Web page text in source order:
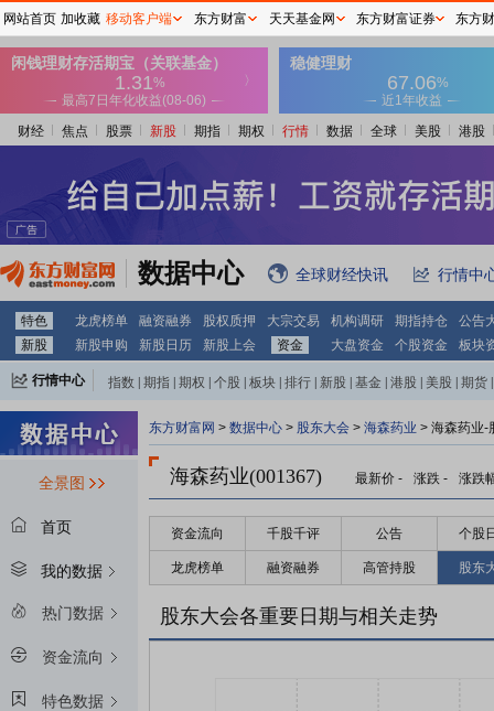
财经 焦点 股票 新股 期指 期权 行情 数据 全球 美股 港股
数据中心 全球财经快讯 行情中
特色 龙虎榜单 融资融券 股权质押 大宗交易 机构调研 期指持仓
公告
新股
新股申购 新股日历 新股上会 资金 大盘资金 个股资金 板块
行情中心 指数 期指 期权 个股 板块 排行 新股 基金 港股 美股 期货
全景图
首页
我的数据
热门数据
资金流向
特色数据
东方财富网 > 数据中心 > 股东大会 > 海森药业 > 海森药业-
海森药业(001367) 最新价 - 涨跌 - 涨跌
资金流向 千股千评 公告 个股
龙虎榜单 融资融券 高管持股 股东
股东大会各重要日期与相关走势
网站首页 加收藏 移动客户端 东方财富 天天基金网 东方财富证券 东方